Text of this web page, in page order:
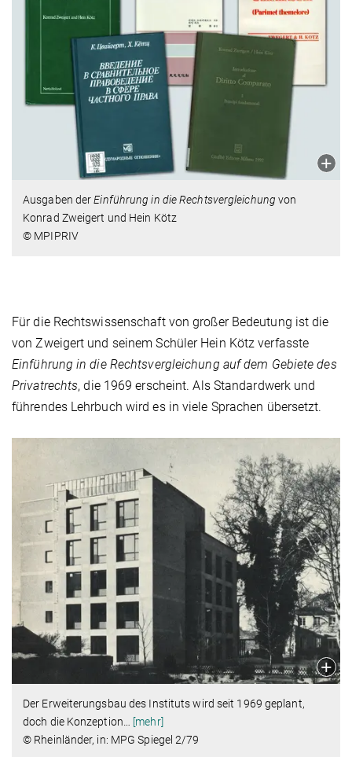
Ausgaben derEinführung in die Rechtsvergleichung von
Konrad Zweigert und Hein Kötz
© MPIPRIV
Für die Rechtswissenschaft von großer Bedeutung ist die
von Zweigert und seinem Schüler Hein Kötz verfasste
Einführung in die Rechtsvergleichung auf dem Gebiete des
Privatrechts, die 1969 erscheint. Als Standardwerk und
führendes Lehrbuch wird es in viele Sprachen übersetzt.
Der Erweiterungsbau des Instituts wird seit 1969 geplant,
doch die Konzeption… [mehr]
© Rheinländer, in: MPG Spiegel 2/79